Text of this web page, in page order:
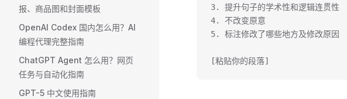
报、商品图和封面模板
OpenAI Codex 国内怎么用？AI
编程代理完整指南
ChatGPT Agent 怎么用？网页
任务与自动化指南
GPT-5 中文使用指南
3. 提升句子的学术性和逻辑连贯性
4. 不改变原意
5. 标注修改了哪些地方及修改原因
[粘贴你的段落]